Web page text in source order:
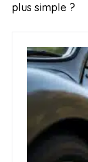
plus simple ?